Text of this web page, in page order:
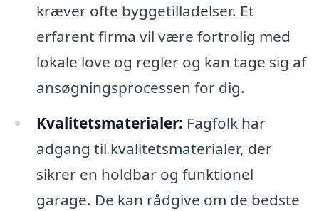
kræver ofte byggetilladelser. Et
erfarent firma vil være fortrolig med
lokale love og regler og kan tage sig af
ansøgningsprocessen for dig.
Kvalitetsmaterialer: Fagfolk har
adgang til kvalitetsmaterialer, der
sikrer en holdbar og funktionel
garage. De kan rådgive om de bedste